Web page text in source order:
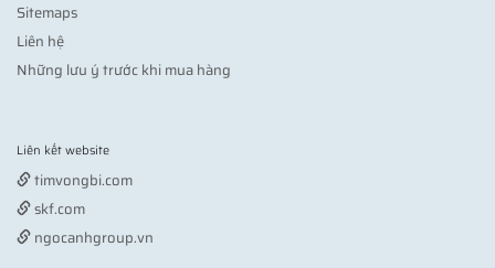
Sitemaps
Liên hệ
Những lưu ý trước khi mua hàng
Liên kết website
timvongbi.com
skf.com
ngocanhgroup.vn